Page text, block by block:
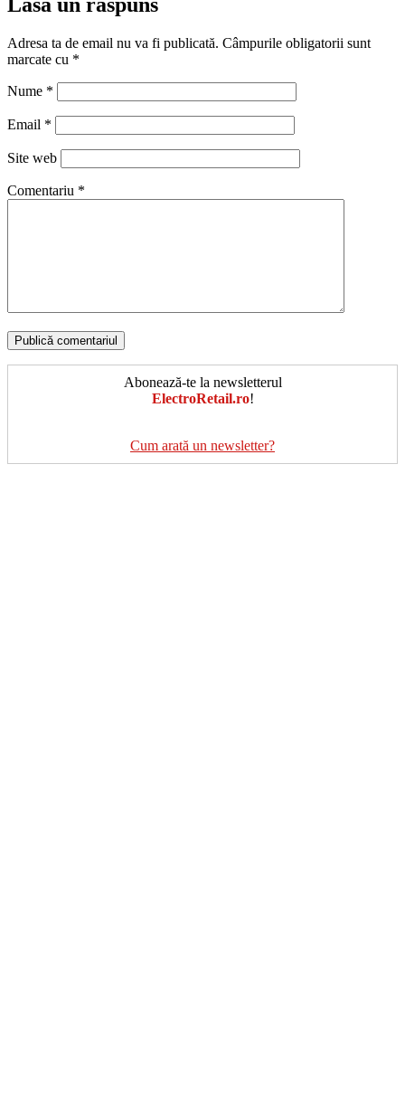
Adresa ta de email nu va fi publicată. Câmpurile obligatorii sunt
marcate cu *
Nume *
Email *
Site web
Comentariu *
Abonează-te la newsletterul
ElectroRetail.ro!
Cum arată un newsletter?